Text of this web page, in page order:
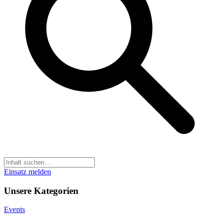
Einsatz melden
Unsere Kategorien
Events